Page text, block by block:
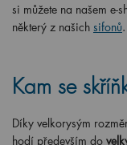
si můžete na našem e-
některý z našich sifonů.
Kam se
Díky velkorysým
hodí především do